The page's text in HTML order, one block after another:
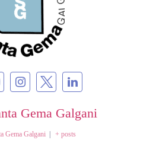
Gema Galgani
Gema Galgani + posts